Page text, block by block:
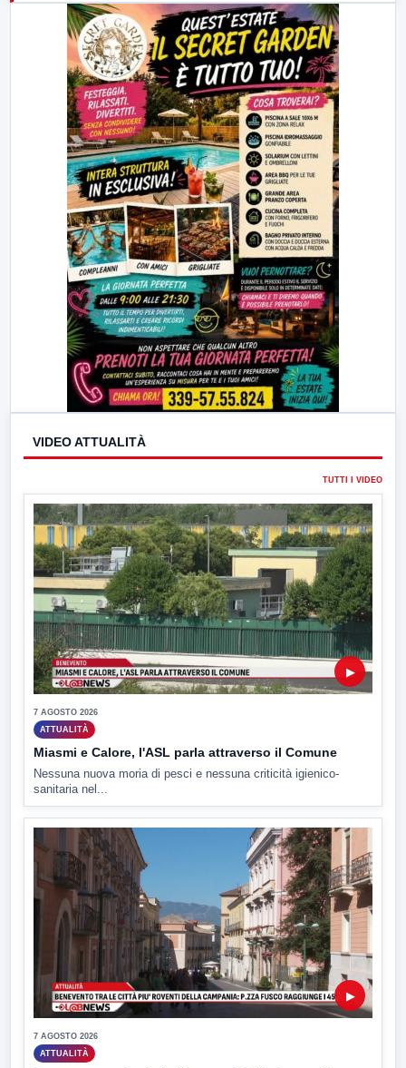
LabNews (replica)
VIDEO ATTUALITÀ
TUTTI I VIDEO
▶
7 AGOSTO 2026
ATTUALITÀ
Miasmi e Calore, l'ASL parla attraverso il Comune
Nessuna nuova moria di pesci e nessuna criticità igienico-
sanitaria nel...
▶
7 AGOSTO 2026
ATTUALITÀ